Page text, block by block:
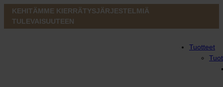
KEHITÄMME KIERRÄTYSJÄRJESTELMIÄ
TULEVAISUUTEEN
Tuotteet